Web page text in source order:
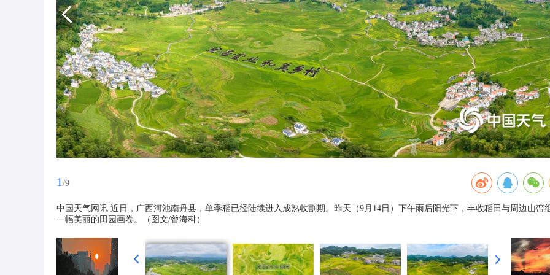
1 /9
中国天气网讯 近日，广西河池南丹县，单季稻已经陆续进入成熟收割期。昨天（9月14日）下午雨后阳光下，丰收稻田与周边山峦
一幅美丽的田园画卷。（图文/曾海科）